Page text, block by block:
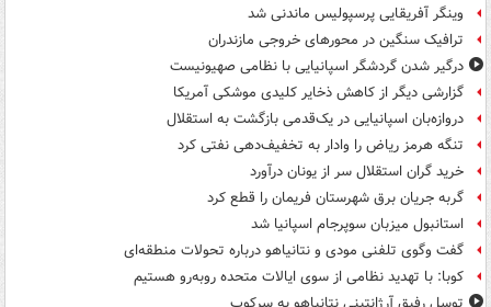
وینگر آفریقایی پرسپولیس ماندنی شد
ترافیک سنگین در محورهای خروجی مازندران
درگیر شدن گردشگر اسپانیایی با نظامی صهیونیست
گزارشی دیگر از کاهش ذخایر کلیدی موشکی آمریکا
دروازه‌بان اسپانیایی در یک‌قدمی بازگشت به استقلال
تنگه هرمز ریاض را وادار به تخفیف‌دهی نفتی کرد
خرید گران استقلال سر از یونان درآورد
گربه جریان برق شهرستان فریمان را قطع کرد
استانبول میزبان سوپرجام اسپانیا شد
گفت وگوی تلفنی مودی و نتانیاهو درباره تحولات منطقه‌ای
کوبا: با تهدید نظامی از سوی ایالات متحده روبه‌رو هستیم